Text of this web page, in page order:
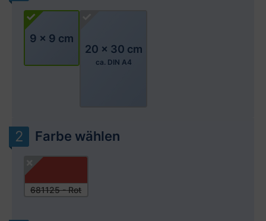
9 x 9 cm
20 x 30 cm
ca. DIN A4
Farbe wählen
681125 - Rot